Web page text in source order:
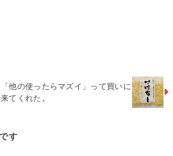
「他の使ったらマズイ」って買いに
来てくれた。